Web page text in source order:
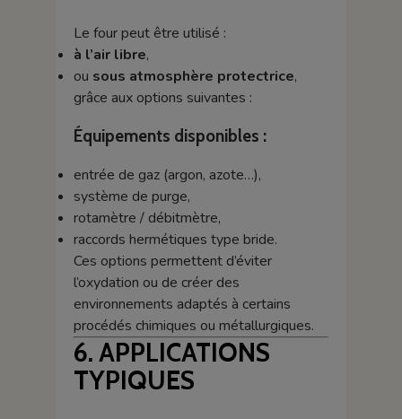
Le four peut être utilisé :
à l’air libre,
ou sous atmosphère protectrice,
grâce aux options suivantes :
Équipements disponibles :
entrée de gaz (argon, azote…),
système de purge,
rotamètre / débitmètre,
raccords hermétiques type bride.
Ces options permettent d’éviter
l’oxydation ou de créer des
environnements adaptés à certains
procédés chimiques ou métallurgiques.
6. APPLICATIONS
TYPIQUES